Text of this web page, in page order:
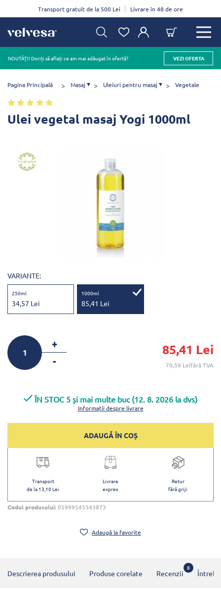
Transport gratuit de la 500 Lei Livrare în 48 de ore
NOUTĂȚI! Doriți să aflați ce am mai adăugat în ofertă? VEZI OFERTA
Pagina Principală Masaj Uleiuri pentru masaj Vegetale
Ulei vegetal masaj Yogi 1000ml
VARIANTE:
250ml
34,57 Lei
1000ml
85,41 Lei
+
-
85,41 Lei
70,59 Leifără TVA
ÎN STOC 5 și mai multe buc (12. 8. 2026 la dvs)
Informații despre livrare
ADAUGĂ ÎN COȘ
Transport
de la 13,10 Lei
Livrare
expres
Retur
fără griji
Codul produsului:05999545543873
Adaugă la favorite
Descrierea produsului Produse corelate Recenzii
8